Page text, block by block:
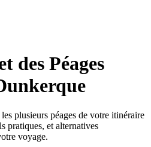
des Péages
plusieurs péages de votre itinéraire
pratiques, et alternatives
voyage.